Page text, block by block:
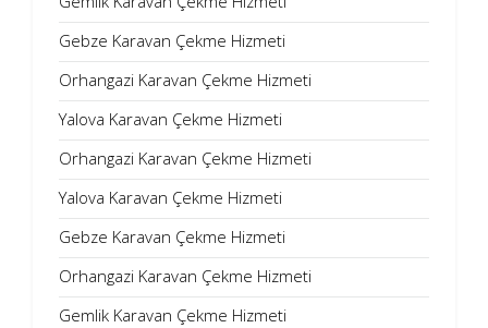
Gebze Karavan Çekme Hizmeti
Orhangazi Karavan Çekme Hizmeti
Yalova Karavan Çekme Hizmeti
Orhangazi Karavan Çekme Hizmeti
Yalova Karavan Çekme Hizmeti
Gebze Karavan Çekme Hizmeti
Orhangazi Karavan Çekme Hizmeti
Gemlik Karavan Çekme Hizmeti